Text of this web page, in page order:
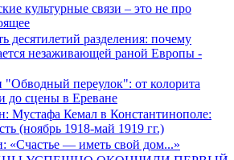
культурные связи – это не про
десятилетий разделения: почему
незаживающей раной Европы -
"Обводный переулок": от колорита
до сцены в Ереване
Мустафа Кемал в Константинополе:
(ноябрь 1918-май 1919 гг.)
«Счастье — иметь свой дом...»